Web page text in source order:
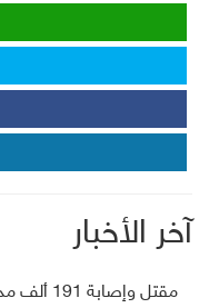
آخر الأخبار
مقتل